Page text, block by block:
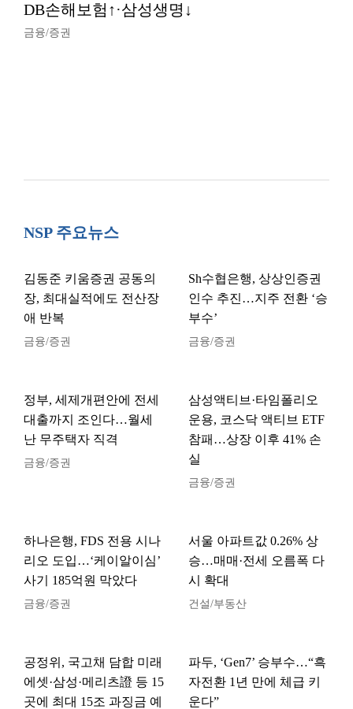
DB손해보험↑·삼성생명↓
금융/증권
NSP 주요뉴스
김동준 키움증권 공동의
장, 최대실적에도 전산장
애 반복
금융/증권
Sh수협은행, 상상인증권
인수 추진…지주 전환 ‘승
부수’
금융/증권
정부, 세제개편안에 전세
대출까지 조인다…월세
난 무주택자 직격
금융/증권
삼성액티브·타임폴리오
운용, 코스닥 액티브 ETF
참패…상장 이후 41% 손
실
금융/증권
하나은행, FDS 전용 시나
리오 도입…‘케이알이심’
사기 185억원 막았다
금융/증권
서울 아파트값 0.26% 상
승…매매·전세 오름폭 다
시 확대
건설/부동산
공정위, 국고채 담합 미래
에셋·삼성·메리츠證 등 15
곳에 최대 15조 과징금 예
파두, ‘Gen7’ 승부수…“흑
자전환 1년 만에 체급 키
운다”